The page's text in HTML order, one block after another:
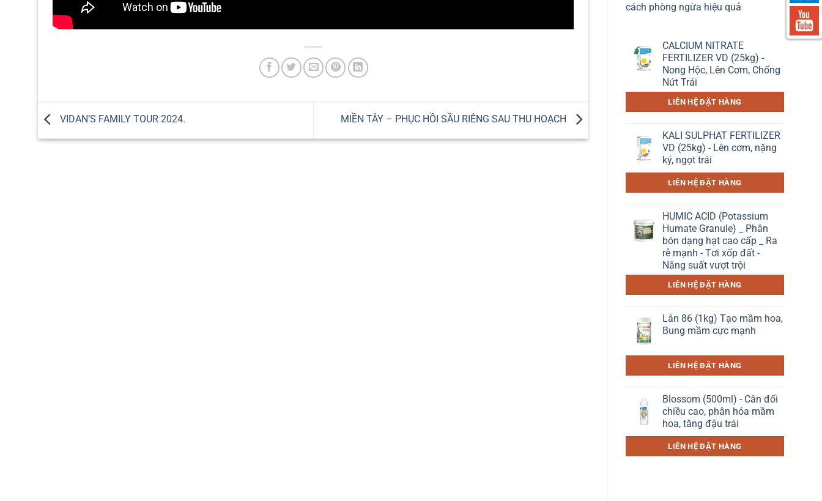
VIDAN’S FAMILY TOUR 2024. MIỀN TÂY – PHỤC HỒI SẦU RIÊNG SAU THU HOẠCH
cách phòng ngừa hiệu quả
CALCIUM NITRATE
FERTILIZER VD (25kg) -
Nong Hộc, Lên Cơm, Chống
Nứt Trái
LIÊN HỆ ĐẶT HÀNG
KALI SULPHAT FERTILIZER
VD (25kg) - Lên cơm, nặng
ký, ngọt trái
LIÊN HỆ ĐẶT HÀNG
HUMIC ACID (Potassium
Humate Granule) _ Phân
bón dạng hạt cao cấp _ Ra
rễ mạnh - Tơi xốp đất -
Năng suất vượt trội
LIÊN HỆ ĐẶT HÀNG
Lân 86 (1kg) Tạo mầm hoa,
Bung mầm cực mạnh
LIÊN HỆ ĐẶT HÀNG
Blossom (500ml) - Cân đối
chiều cao, phân hóa mầm
hoa, tăng đậu trái
LIÊN HỆ ĐẶT HÀNG